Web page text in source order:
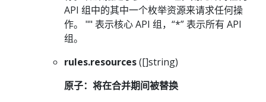
API 组中的其中一个枚举资源来请求任何操
作。 "" 表示核心 API 组，“*” 表示所有 API
组。
rules.resources([]string)
原子：将在合并期间被替换